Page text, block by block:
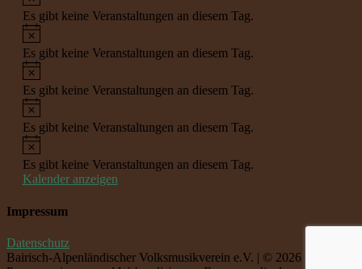
Es gibt keine Veranstaltungen an diesem Tag.
Hinweis
Es gibt keine Veranstaltungen an diesem Tag.
Hinweis
Es gibt keine Veranstaltungen an diesem Tag.
Hinweis
Es gibt keine Veranstaltungen an diesem Tag.
Hinweis
Es gibt keine Veranstaltungen an diesem Tag.
Kalender anzeigen
Impressum
Datenschutz
Bairisch-Alpenländischer Volksmusikverein e.V. | © 2026